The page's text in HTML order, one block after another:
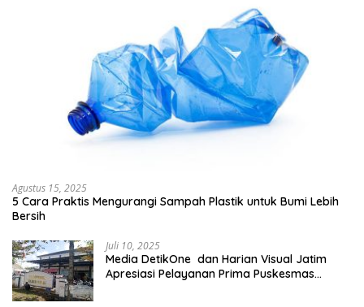
Agustus 15, 2025
5 Cara Praktis Mengurangi Sampah Plastik untuk Bumi Lebih
Bersih
Juli 10, 2025
Media DetikOne dan Harian Visual Jatim
Apresiasi Pelayanan Prima Puskesmas